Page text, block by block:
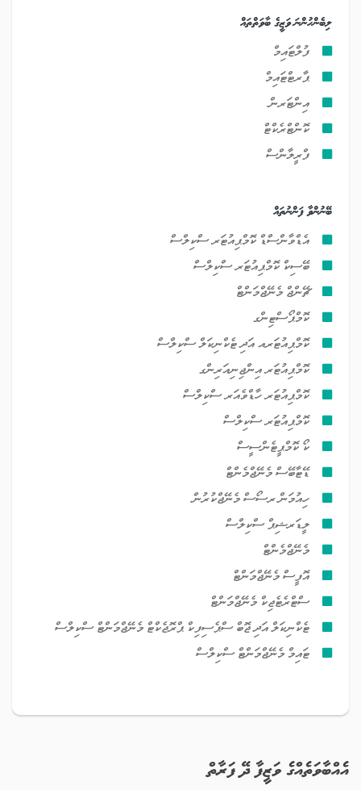
ލިބެންހުންނަ ވަޒީގެ ބާވަތްތައް
ފުލްޓައިމް
ޕާރޓްޓައިމް
އިންޓަރން
ކޮންޓްރެކްޓް
ފްރީލާންސް
ބޭނުންވާ ފަންނުތައް
އެޑްވާންސްޑް ކޮމްޕިއުޓަރ ސްކިލްސް
ބޭސިކް ކޮމްޕިއުޓަރ ސްކިލްސް
ޗޭންޖް މެނޭޖްމަންޓް
ކޮމްޕޯސްޓިންގ
ކޮމްޕިއުޓަރއ އަދި ޓެކްނިކަލް ސްކިލްސް
ކޮމްޕިއުޓަރ އިންޖިނިއަރިންގ
ކޮމްޕިއުޓަރ ހާޑްވެއަރ ސްކިލްސް
ކޮމްޕިއުޓަރ ސްކިލްސް
ކޯ ކޮމްޕީޓެންސީސް
ޑޭޓާބޭސް މެނޭޖްމެންޓް
ހިއުމަން ރސޯސް މެނޭޖްކުރުން
ލީޑަރޝިޕް ސްކިލްސް
މެނޭޖްމެންޓް
އޮފީސް މެނޭޖްމަންޓް
ސްޓްރެޓެޖިކް މެނޭޖްމަންޓް
ޓެކްނިކަލް އަދި ޖޮބް ސްޕެސިފިކް ޕްރޮޖެކްޓް މެނޭޖްމަންޓް ސްކިލްސް
ޓައިމް މެނޭޖްމަންޓް ސްކިލްސް
އެއްބާވަތެއްގެ ވަޒީފާ ދޭ ފަރާތް